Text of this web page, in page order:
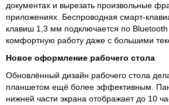
документах и вырезать произвольные
приложениях. Беспроводная смарт-
клавиш 1,3 мм подключается по Bluetooth
комфортную работу даже с большими
Новое оформление рабочего стола
Обновлённый дизайн рабочего стола
планшетом ещё более эффективным.
нижней части экрана отображает до 10